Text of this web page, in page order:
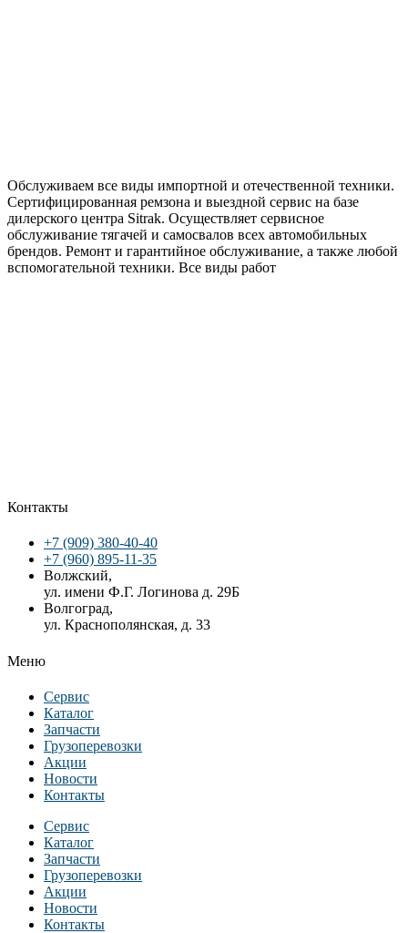
Обслуживаем все виды импортной и отечественной техники.
Сертифицированная ремзона и выездной сервис на базе
дилерского центра Sitrak. Осуществляет сервисное
обслуживание тягачей и самосвалов всех автомобильных
брендов. Ремонт и гарантийное обслуживание, а также любой
вспомогательной техники. Все виды работ
Контакты
+7 (909) 380-40-40
+7 (960) 895-11-35
Волжский,
ул. имени Ф.Г. Логинова д. 29Б
Волгоград,
ул. Краснополянская, д. 33
Меню
Сервис
Каталог
Запчасти
Грузоперевозки
Акции
Новости
Контакты
Сервис
Каталог
Запчасти
Грузоперевозки
Акции
Новости
Контакты